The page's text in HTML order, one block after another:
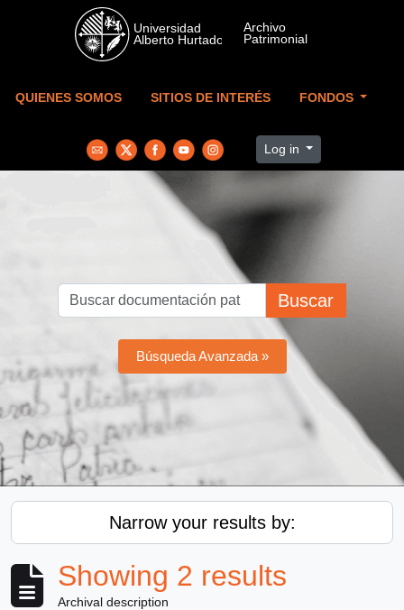
Skip to main content
QUIENES SOMOS SITIOS DE INTERÉS FONDOS
Log in
Buscar
Búsqueda Avanzada »
Narrow your results by:
Showing 2 results
Archival description